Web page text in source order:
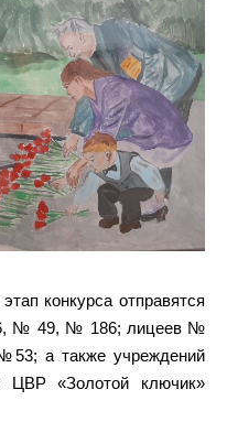
конкурса отправятся
№ 49, № 186; лицеев №
а также учреждений
ЦВР «Золотой ключик»